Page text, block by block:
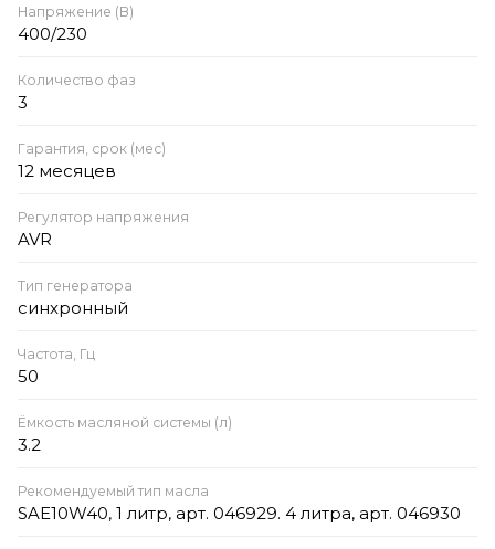
Напряжение (В)
400/230
Количество фаз
3
Гарантия, срок (мес)
12 месяцев
Регулятор напряжения
AVR
Тип генератора
синхронный
Частота, Гц
50
Ёмкость масляной системы (л)
3.2
Рекомендуемый тип масла
SAE10W40, 1 литр, арт. 046929. 4 литра, арт. 046930